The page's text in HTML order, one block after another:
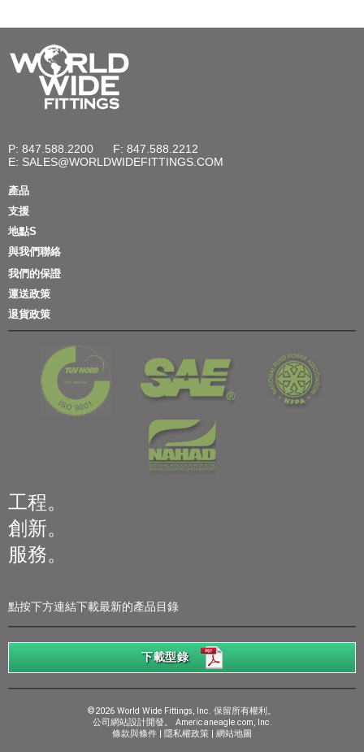
P: 847.588.2200
F: 847.588.2212
E: SALES@WORLDWIDEFITTINGS.COM
產品
支援
地點S
與我們聯絡
我們的保證
運送政策
退貨政策
工程。
創新。
服務。
點按下方連結下載最新的產品目錄
下載型錄
©2026 World Wide Fittings, Inc. 保留所有權利。
公司網站設計開發。 Americaneagle.com, Inc.
條款與條件 | 隱私權政策 | 網站地圖